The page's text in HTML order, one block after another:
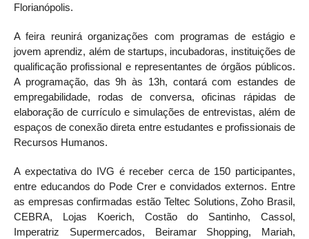
Florianópolis.
A feira reunirá organizações com programas de estágio e
jovem aprendiz, além de startups, incubadoras, instituições de
qualificação profissional e representantes de órgãos públicos.
A programação, das 9h às 13h, contará com estandes de
empregabilidade, rodas de conversa, oficinas rápidas de
elaboração de currículo e simulações de entrevistas, além de
espaços de conexão direta entre estudantes e profissionais de
Recursos Humanos.
A expectativa do IVG é receber cerca de 150 participantes,
entre educandos do Pode Crer e convidados externos. Entre
as empresas confirmadas estão Teltec Solutions, Zoho Brasil,
CEBRA, Lojas Koerich, Costão do Santinho, Cassol,
Imperatriz Supermercados, Beiramar Shopping, Mariah,